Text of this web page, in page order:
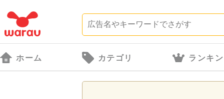
ホーム カテゴリ ランキ